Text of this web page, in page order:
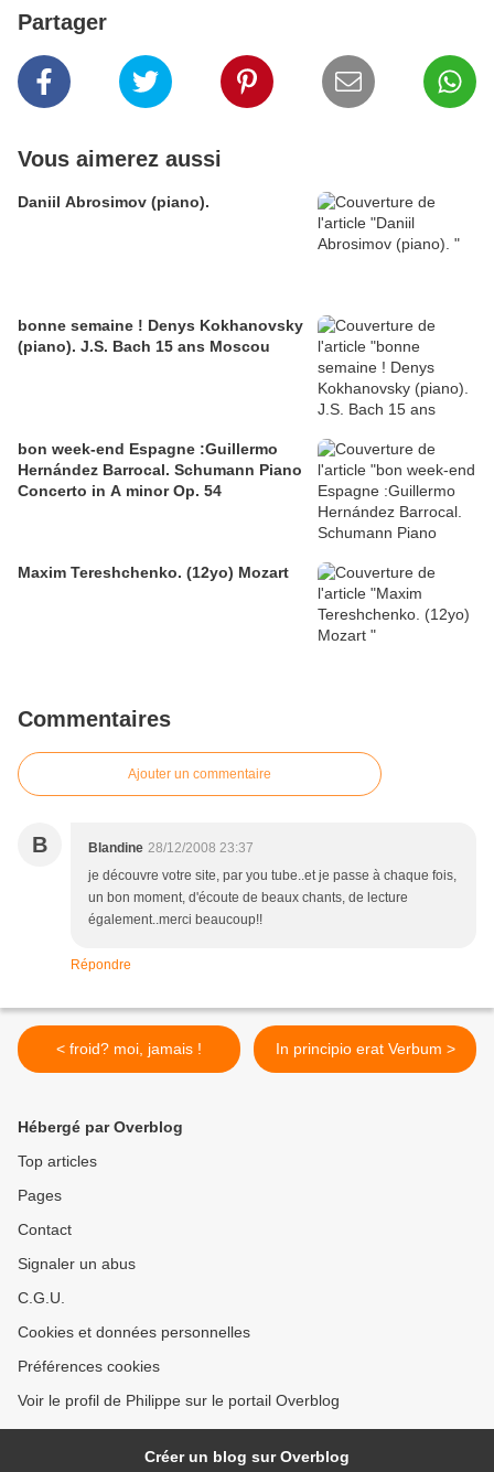
Partager
Vous aimerez aussi
Daniil Abrosimov (piano).
bonne semaine ! Denys Kokhanovsky
(piano). J.S. Bach 15 ans Moscou
bon week-end Espagne :Guillermo
Hernández Barrocal. Schumann Piano
Concerto in A minor Op. 54
Maxim Tereshchenko. (12yo) Mozart
Commentaires
Ajouter un commentaire
B Blandine 28/12/2008 23:37
je découvre votre site, par you tube..et je passe à chaque fois,
un bon moment, d'écoute de beaux chants, de lecture
également..merci beaucoup!!
Répondre
< froid? moi, jamais ! In principio erat Verbum >
Hébergé par Overblog
Top articles
Pages
Contact
Signaler un abus
C.G.U.
Cookies et données personnelles
Préférences cookies
Voir le profil de Philippe sur le portail Overblog
Créer un blog sur Overblog